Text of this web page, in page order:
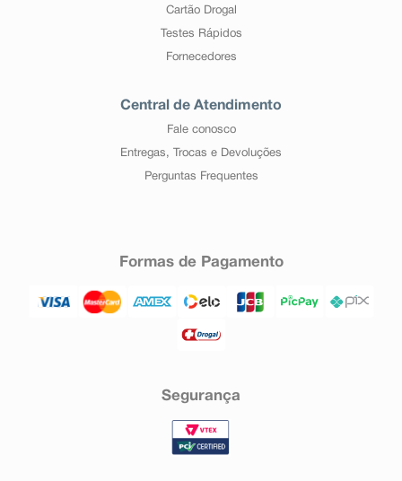
Cartão Drogal
Testes Rápidos
Fornecedores
Central de Atendimento
Fale conosco
Entregas, Trocas e Devoluções
Perguntas Frequentes
Formas de Pagamento
Segurança